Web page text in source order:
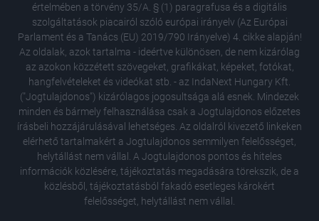
értelmében a törvény 35/A. § (1) paragrafusa és a digitális
szolgáltatások piacairól szóló európai irányelv (Az Európai
Parlament és a Tanács (EU) 2019/790 Irányelve) 4. cikke alapján!
Az oldalak, azok tartalma - ideértve különösen, de nem kizárólag
az azokon közzétett szövegeket, grafikákat, képeket, fotókat,
hangfelvételeket és videókat stb. - az IndaNext Hungary Kft.
("Jogtulajdonos") kizárólagos jogosultsága alá esnek. Mindezek
minden és bármely felhasználása csak a Jogtulajdonos előzetes
írásbeli hozzájárulásával lehetséges. Az oldalról kivezető linkeken
elérhető tartalmakért a Jogtulajdonos semmilyen felelősséget,
helytállást nem vállal. A Jogtulajdonos pontos és hiteles
információk közlésére, tájékoztatás megadására törekszik, de a
közlésből, tájékoztatásból fakadó esetleges károkért
felelősséget, helytállást nem vállal.